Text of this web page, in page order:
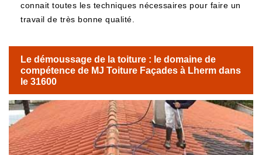
connait toutes les techniques nécessaires pour faire un
travail de très bonne qualité.
Le démoussage de la toiture : le domaine de
compétence de MJ Toiture Façades à Lherm dans
le 31600